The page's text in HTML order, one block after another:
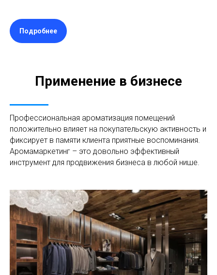
Подробнее
Применение в бизнесе
Профессиональная ароматизация помещений
положительно влияет на покупательскую активность и
фиксирует в памяти клиента приятные воспоминания.
Аромамаркетинг – это довольно эффективный
инструмент для продвижения бизнеса в любой нише.